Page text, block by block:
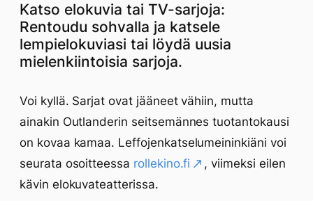
Katso elokuvia tai TV-sarjoja:
Rentoudu sohvalla ja katsele
lempielokuviasi tai löydä uusia
mielenkiintoisia sarjoja.
Voi kyllä. Sarjat ovat jääneet vähiin, mutta
ainakin Outlanderin seitsemännes tuotantokausi
on kovaa kamaa. Leffojenkatselumeininkiäni voi
seurata osoitteessa rollekino.fi
, viimeksi eilen
kävin elokuvateatterissa.